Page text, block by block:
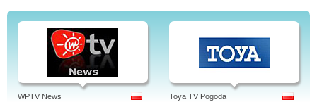
WPTV News Toya TV Pogoda